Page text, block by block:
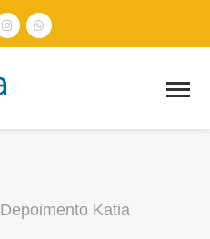
Depoimento Katia